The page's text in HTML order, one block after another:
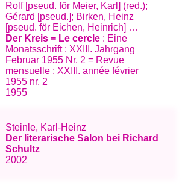
Rolf [pseud. för Meier, Karl] (red.);
Gérard [pseud.]; Birken, Heinz
[pseud. för Eichen, Heinrich] …
Der Kreis = Le cercle : Eine
Monatsschrift : XXIII. Jahrgang
Februar 1955 Nr. 2 = Revue
mensuelle : XXIII. année février
1955 nr. 2
1955
Steinle, Karl-Heinz
Der literarische Salon bei Richard
Schultz
2002